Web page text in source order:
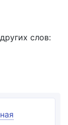
слов: